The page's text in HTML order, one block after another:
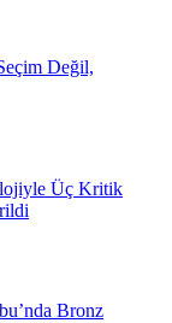
Değil,
Üç Kritik
Bronz